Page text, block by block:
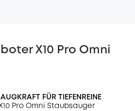
X10 Pro Omni
FÜR TIEFENREINE
Pro Omni Staubsauger